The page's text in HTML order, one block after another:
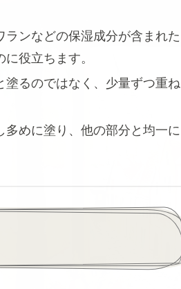
ンなどの保湿成分が含まれた
役立ちます。
るのではなく、少量ずつ重ね
めに塗り、他の部分と均一に